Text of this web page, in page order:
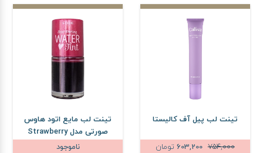
تینت لب پیل آف کالیستا
754,000
603,200 تومان
تینت لب مایع اتود هاوس
صورتی مدل Strawberry
حجم 10 میلی لیترناموجود